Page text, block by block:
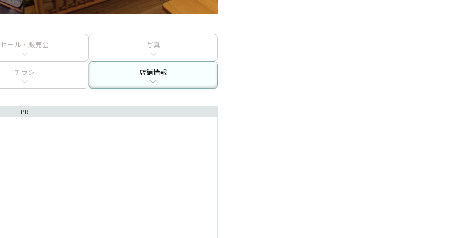
セール・販売会 写真
チラシ 店舗情報
PR